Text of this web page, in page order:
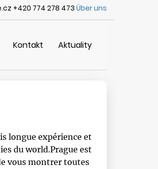
+420 774 278 473Über uns
Kontakt Aktuality
longue expérience et
du world.Prague est
vous montrer toutes